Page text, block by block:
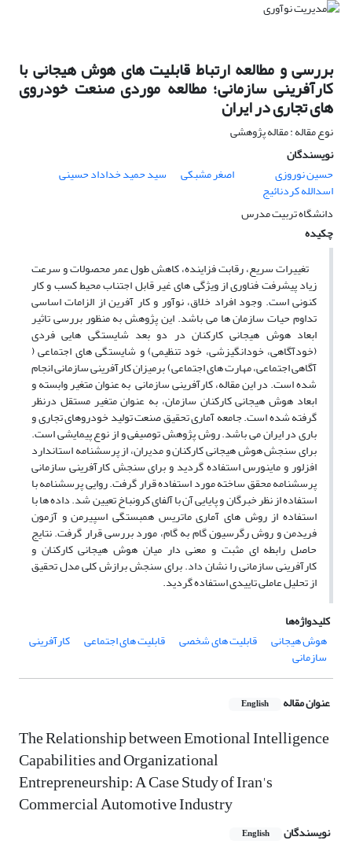
بررسی و مطالعه ارتباط قابلیت های هوش هیجانی با
کارآفرینی سازمانی؛ مطالعه موردی صنعت خودروی
های تجاری در ایران
نوع مقاله : مقاله پژوهشی
نویسندگان
حسین نوروزی
اصغر مشبکی سید حمید خداداد حسینی
اسدالله کردنائیج
دانشگاه تربیت مدرس
چکیده
تغییرات سریع، رقابت فزاینده، کاهش طول عمر محصولات و سرعت
زیاد پیشرفت فناوری از ویژگی های غیر قابل اجتناب محیط کسب و کار
کنونی است. وجود افراد خلاق، نوآور و کار آفرین از الزامات اساسی
تداوم حیات سازمان ها می باشد. این پژوهش به منظور بررسی تاثیر
ابعاد هوش هیجانی کارکنان در دو بعد شایستگی هایی فردی
(خودآگاهی، خودانگیزشی، خود تنظیمی) و شایستگی های اجتماعی (
آگاهی اجتماعی، مهارت های اجتماعی) برمیزان کارآفرینی سازمانی انجام
شده است. در این مقاله، کارآفرینی سازمانی به عنوان متغیر وابسته و
ابعاد هوش هیجانی کارکنان سازمان، به عنوان متغیر مستقل درنظر
گرفته شده است. جامعه آماری تحقیق صنعت تولید خودروهای تجاری و
باری در ایران می باشد. روش پژوهش توصیفی و از نوع پیمایشی است.
برای سنجش هوش هیجانی کارکنان و مدیران، از پرسشنامه استاندارد
افزلور و ماینورس استفاده گردید و برای سنجش کارآفرینی سازمانی
پرسشنامه محقق ساخته مورد استفاده قرار گرفت. روایی پرسشنامه با
استفاده از نظر خبرگان و پایایی آن با آلفای کرونباخ تعیین شد. داده ها با
استفاده از روش های آماری ماتریس همبستگی اسپیرمن و آزمون
فریدمن و روش رگرسیون گام به گام، مورد بررسی قرار گرفت. نتایج
حاصل رابطه ای مثبت و معنی دار میان هوش هیجانی کارکنان و
کارآفرینی سازمانی را نشان داد. برای سنجش برازش کلی مدل تحقیق
از تحلیل عاملی تاییدی استفاده گردید.
کلیدواژه‌ها
هوش هیجانی
قابلیت های شخصی قابلیت های اجتماعی کارآفرینی
سازمانی
عنوان مقاله English
The Relationship between Emotional Intelligence
Capabilities and Organizational
Entrepreneurship: A Case Study of Iran's
Commercial Automotive Industry
نویسندگان English